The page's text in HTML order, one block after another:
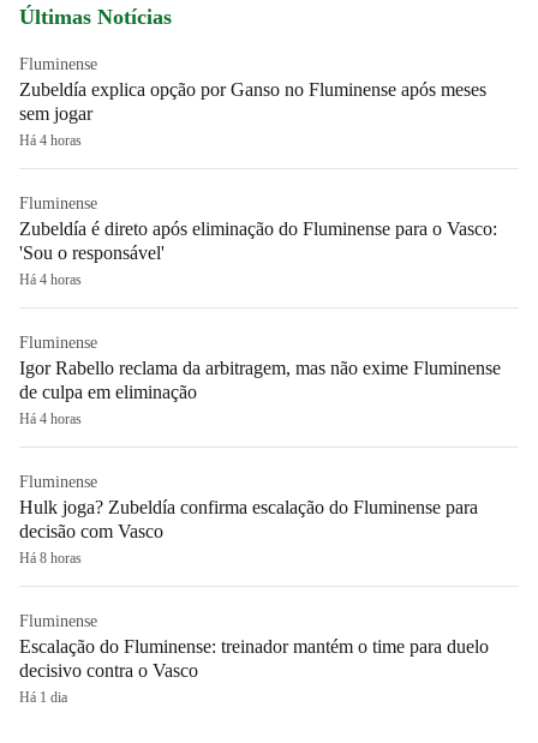
Últimas Notícias
Fluminense
Zubeldía explica opção por Ganso no Fluminense após meses
sem jogar
Há 4 horas
Fluminense
Zubeldía é direto após eliminação do Fluminense para o Vasco:
'Sou o responsável'
Há 4 horas
Fluminense
Igor Rabello reclama da arbitragem, mas não exime Fluminense
de culpa em eliminação
Há 4 horas
Fluminense
Hulk joga? Zubeldía confirma escalação do Fluminense para
decisão com Vasco
Há 8 horas
Fluminense
Escalação do Fluminense: treinador mantém o time para duelo
decisivo contra o Vasco
Há 1 dia